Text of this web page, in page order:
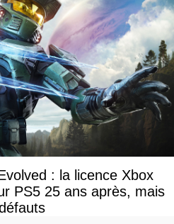
: la licence Xbox
PS5 25 ans après, mais